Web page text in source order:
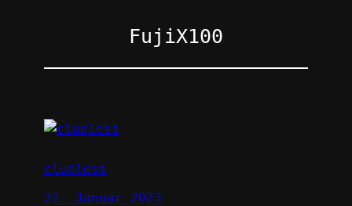
FujiX100
clueless
22. Januar 2023